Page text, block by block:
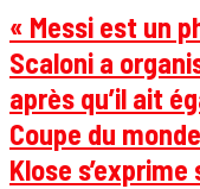
« Messi est un
Scaloni a
après qu’il ait
Coupe du
Klose